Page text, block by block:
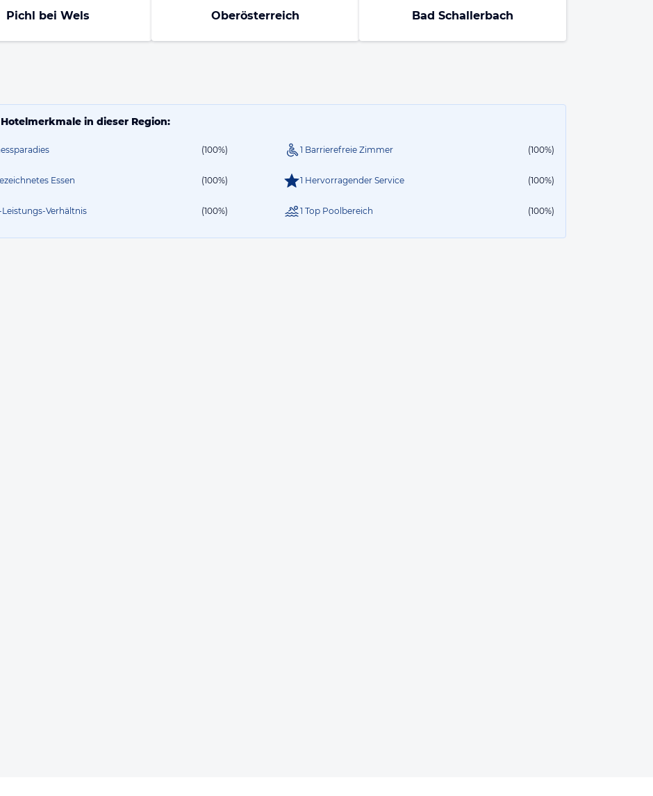
Pichl bei Wels Oberösterreich Bad Schallerbach
in dieser Region:
(100%) 1 Barrierefreie Zimmer (100%)
Essen (100%) 1 Hervorragender Service (100%)
Leistungs-Verhältnis (100%) 1 Top Poolbereich (100%)